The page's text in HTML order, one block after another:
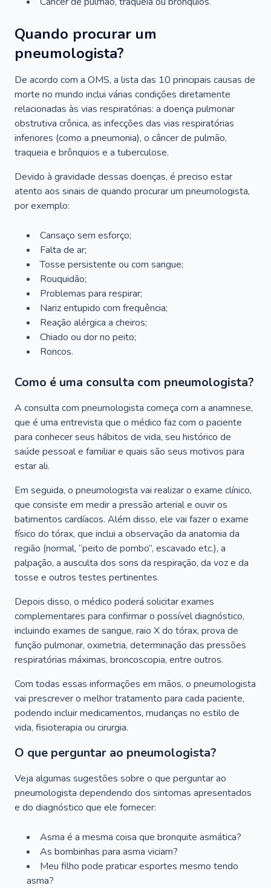
Quando procurar um
pneumologista?
De acordo com a OMS, a lista das 10 principais causas de
morte no mundo inclui várias condições diretamente
relacionadas às vias respiratórias: a doença pulmonar
obstrutiva crônica, as infecções das vias respiratórias
inferiores (como a pneumonia), o câncer de pulmão,
traqueia e brônquios e a tuberculose.
Devido à gravidade dessas doenças, é preciso estar
atento aos sinais de quando procurar um pneumologista,
por exemplo:
Cansaço sem esforço;
Falta de ar;
Tosse persistente ou com sangue;
Rouquidão;
Problemas para respirar;
Nariz entupido com frequência;
Reação alérgica a cheiros;
Chiado ou dor no peito;
Roncos.
Como é uma consulta com pneumologista?
A consulta com pneumologista começa com a anamnese,
que é uma entrevista que o médico faz com o paciente
para conhecer seus hábitos de vida, seu histórico de
saúde pessoal e familiar e quais são seus motivos para
estar ali.
Em seguida, o pneumologista vai realizar o exame clínico,
que consiste em medir a pressão arterial e ouvir os
batimentos cardíacos. Além disso, ele vai fazer o exame
físico do tórax, que inclui a observação da anatomia da
região (normal, “peito de pombo”, escavado etc.), a
palpação, a ausculta dos sons da respiração, da voz e da
tosse e outros testes pertinentes.
Depois disso, o médico poderá solicitar exames
complementares para confirmar o possível diagnóstico,
incluindo exames de sangue, raio X do tórax, prova de
função pulmonar, oximetria, determinação das pressões
respiratórias máximas, broncoscopia, entre outros.
Com todas essas informações em mãos, o pneumologista
vai prescrever o melhor tratamento para cada paciente,
podendo incluir medicamentos, mudanças no estilo de
vida, fisioterapia ou cirurgia.
O que perguntar ao pneumologista?
Veja algumas sugestões sobre o que perguntar ao
pneumologista dependendo dos sintomas apresentados
e do diagnóstico que ele fornecer:
Asma é a mesma coisa que bronquite asmática?
As bombinhas para asma viciam?
Meu filho pode praticar esportes mesmo tendo
asma?